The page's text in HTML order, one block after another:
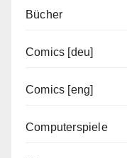
Bücher
Comics [deu]
Comics [eng]
Computerspiele